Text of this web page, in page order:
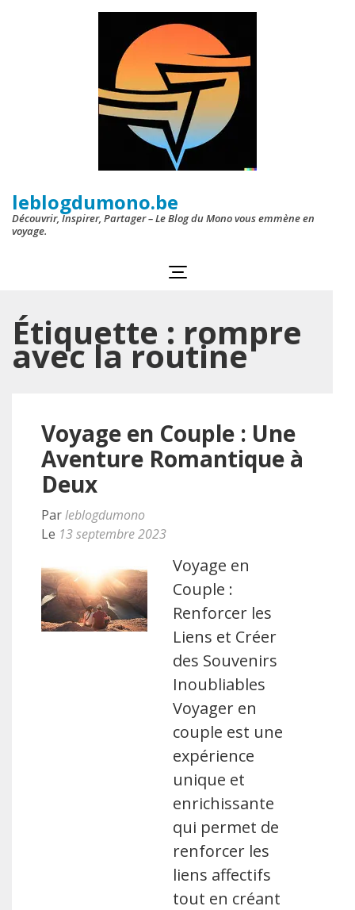
leblogdumono.be
Découvrir, Inspirer, Partager – Le Blog du Mono vous emmène en
voyage.
Étiquette : rompre
avec la routine
Voyage en Couple : Une
Aventure Romantique à
Deux
Parleblogdumono
Le 13 septembre 2023
Voyage en
Couple :
Renforcer les
Liens et Créer
des Souvenirs
Inoubliables
Voyager en
couple est une
expérience
unique et
enrichissante
qui permet de
renforcer les
liens affectifs
tout en créant